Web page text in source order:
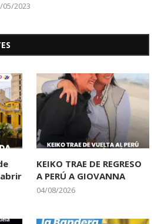
05/2023
KEIKO TRAE DE REGRESO
A PERÚ A GIOVANNA
04/08/2026